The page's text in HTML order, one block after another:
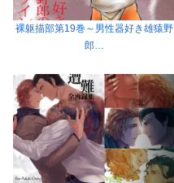
裸躯描部第19巻～男性器好き雄猿野
郎…